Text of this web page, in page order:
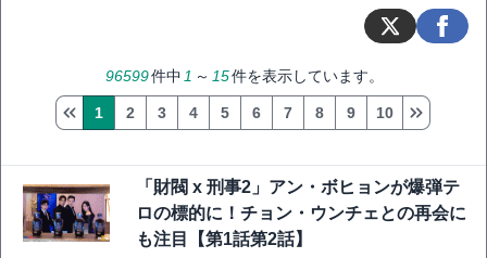
96599件中 1 ～ 15件を表示しています。
1 2 3 4 5 6 7 8 9 10
「財閥 x 刑事2」アン・ボヒョンが爆弾テ
ロの標的に！チョン・ウンチェとの再会に
も注目【第1話第2話】